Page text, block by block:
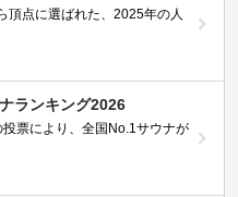
頂点に選ばれた、2025年の人
ランキング2026
票により、全国No.1サウナが